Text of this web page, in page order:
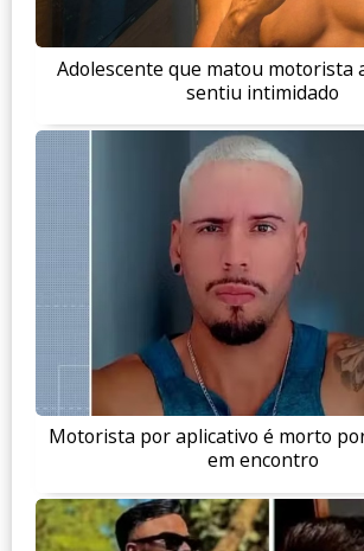
Adolescente que matou motorista
sentiu intimidado
Motorista por aplicativo é morto
em encontro